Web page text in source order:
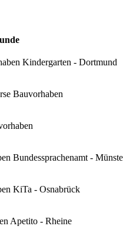
Kindergarten - Dortmund
Bauvorhaben
Bundessprachenamt -
KiTa - Osnabrück
Apetito - Rheine